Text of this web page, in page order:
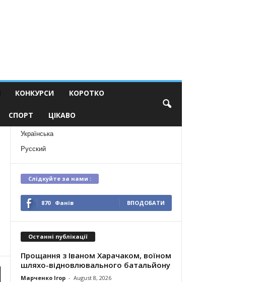
КОНКУРСИ КОРОТКО
СПОРТ ЦІКАВО
Українська
Русский
Слідкуйте за нами :
870 Фанів ВПОДОБАТИ
Останні публікації
Прощання з Іваном Харачаком, воїном
шляхо-відновлювального батальйону
Марченко Ігор - August 8, 2026